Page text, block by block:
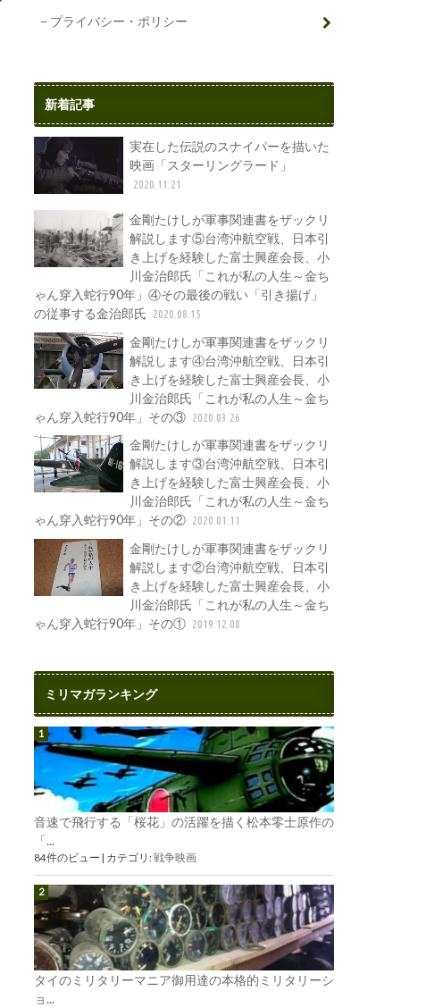
プライバシー・ポリシー
新着記事
実在した伝説のスナイパーを描いた
映画「スターリングラード」
2020.11.21
金剛たけしが軍事関連書をザックリ
解説します⑤台湾沖航空戦、日本引
き上げを経験した富士興産会長、小
川金治郎氏「これが私の人生～金ち
ゃん穿入蛇行90年」④その最後の戦い「引き揚げ」
の従事する金治郎氏
2020.08.15
金剛たけしが軍事関連書をザックリ
解説します④台湾沖航空戦、日本引
き上げを経験した富士興産会長、小
川金治郎氏「これが私の人生～金ち
ゃん穿入蛇行90年」その③ 2020.03.26
金剛たけしが軍事関連書をザックリ
解説します③台湾沖航空戦、日本引
き上げを経験した富士興産会長、小
川金治郎氏「これが私の人生～金ち
ゃん穿入蛇行90年」その② 2020.01.11
金剛たけしが軍事関連書をザックリ
解説します②台湾沖航空戦、日本引
き上げを経験した富士興産会長、小
川金治郎氏「これが私の人生～金ち
ゃん穿入蛇行90年」その① 2019.12.08
ミリマガランキング
音速で飛行する「桜花」の活躍を描く松本零士原作の
「...
84件のビュー | カテゴリ: 戦争映画
タイのミリタリーマニア御用達の本格的ミリタリーシ
ョ...